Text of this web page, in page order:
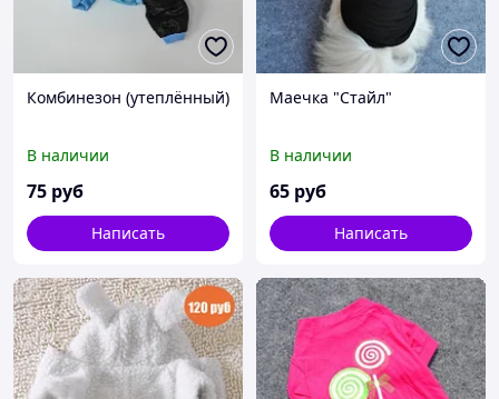
Комбинезон (утеплённый)
В наличии
75 руб
Написать
Маечка "Стайл"
В наличии
65 руб
Написать